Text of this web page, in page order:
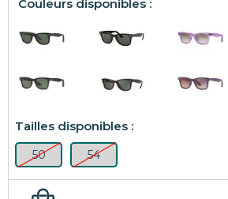
50 54